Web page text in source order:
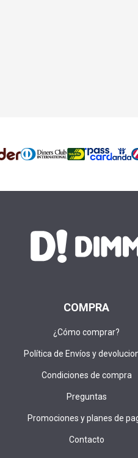
COMPRA
¿Cómo comprar?
Política de Envíos y
Condiciones de compra
Preguntas
Promociones y planes de
Contacto